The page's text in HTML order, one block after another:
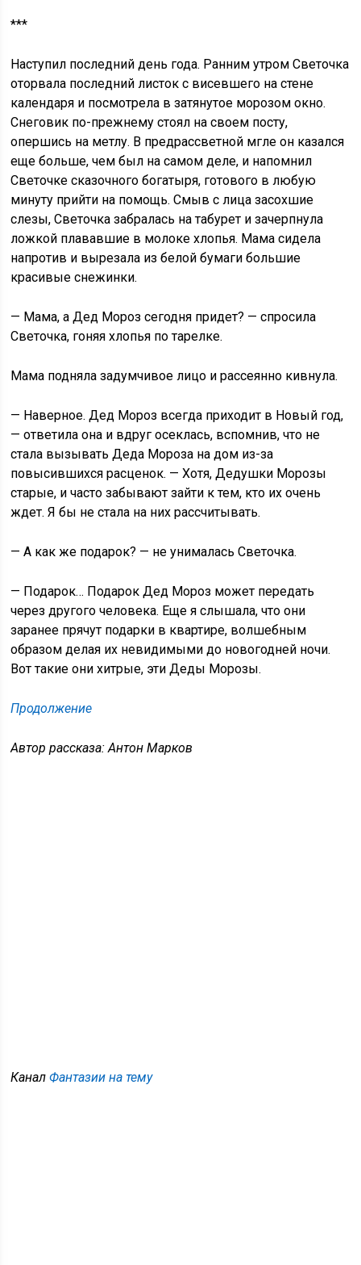
***
Наступил последний день года. Ранним утром Светочка
оторвала последний листок с висевшего на стене
календаря и посмотрела в затянутое морозом окно.
Снеговик по-прежнему стоял на своем посту,
опершись на метлу. В предрассветной мгле он казался
еще больше, чем был на самом деле, и напомнил
Светочке сказочного богатыря, готового в любую
минуту прийти на помощь. Смыв с лица засохшие
слезы, Светочка забралась на табурет и зачерпнула
ложкой плававшие в молоке хлопья. Мама сидела
напротив и вырезала из белой бумаги большие
красивые снежинки.
— Мама, а Дед Мороз сегодня придет? — спросила
Светочка, гоняя хлопья по тарелке.
Мама подняла задумчивое лицо и рассеянно кивнула.
— Наверное. Дед Мороз всегда приходит в Новый год,
— ответила она и вдруг осеклась, вспомнив, что не
стала вызывать Деда Мороза на дом из-за
повысившихся расценок. — Хотя, Дедушки Морозы
старые, и часто забывают зайти к тем, кто их очень
ждет. Я бы не стала на них рассчитывать.
— А как же подарок? — не унималась Светочка.
— Подарок… Подарок Дед Мороз может передать
через другого человека. Еще я слышала, что они
заранее прячут подарки в квартире, волшебным
образом делая их невидимыми до новогодней ночи.
Вот такие они хитрые, эти Деды Морозы.
Продолжение
Автор рассказа: Антон Марков
КаналФантазии на тему